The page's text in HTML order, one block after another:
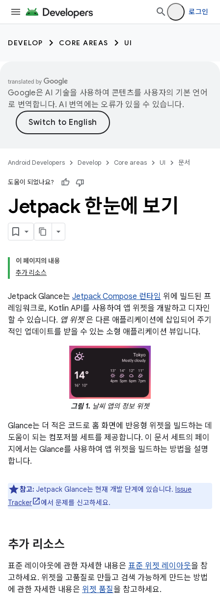
로그인
DEVELOP CORE AREAS UI
Google은 AI 기술을 사용하여 콘텐츠를 사용자의 기본 언어
로 번역합니다. AI 번역에는 오류가 있을 수 있습니다.
Android Developers Develop Core areas UI 문서
도움이 되었나요?
Jetpack 한눈에 보기
이 페이지의 내용
추가 리소스
Jetpack Glance는 Jetpack Compose 런타임 위에 빌드된 프
레임워크로, Kotlin API를 사용하여 앱 위젯을 개발하고 디자인
할 수 있습니다. 앱 위젯은 다른 애플리케이션에 삽입되어 주기
적인 업데이트를 받을 수 있는 소형 애플리케이션 뷰입니다.
그림 1. 날씨 앱의 정보 위젯
Glance는 더 적은 코드로 홈 화면에 반응형 위젯을 빌드하는 데
도움이 되는 컴포저블 세트를 제공합니다. 이 문서 세트의 페이
지에서는 Glance를 사용하여 앱 위젯을 빌드하는 방법을 설명
합니다.
참고: Jetpack Glance는 현재 개발 단계에 있습니다. Issue
Tracker
에서 문제를 신고하세요.
추가 리소스
표준 레이아웃에 관한 자세한 내용은 표준 위젯 레이아웃을 참
고하세요. 위젯을 고품질로 만들고 검색 가능하게 만드는 방법
에 관한 자세한 내용은 위젯 품질을 참고하세요.